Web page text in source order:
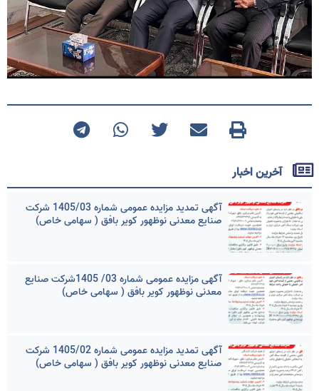
آخرین اخبار
آگهی تمدید مزایده عمومی شماره 1405/03 شرکت
صنایع معدنی نوظهور کویر بافق ( سهامی خاص)
آگهی مزایده عمومی شماره 03/ 1405شرکت صنایع
معدنی نوظهور کویر بافق ( سهامی خاص)
آگهی تمدید مزایده عمومی شماره 1405/02 شرکت
صنایع معدنی نوظهور کویر بافق ( سهامی خاص)